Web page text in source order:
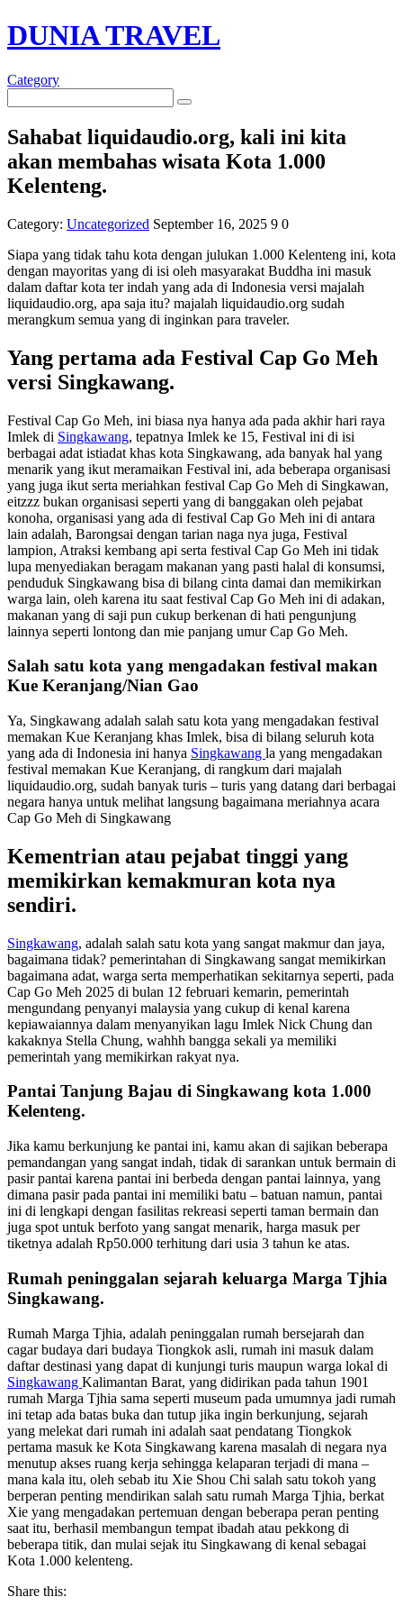
DUNIA TRAVEL
Category
Sahabat liquidaudio.org, kali ini kita
akan membahas wisata Kota 1.000
Kelenteng.
Category: Uncategorized September 16, 2025 9 0
Siapa yang tidak tahu kota dengan julukan 1.000 Kelenteng ini, kota
dengan mayoritas yang di isi oleh masyarakat Buddha ini masuk
dalam daftar kota ter indah yang ada di Indonesia versi majalah
liquidaudio.org, apa saja itu? majalah liquidaudio.org sudah
merangkum semua yang di inginkan para traveler.
Yang pertama ada Festival Cap Go Meh
versi Singkawang.
Festival Cap Go Meh, ini biasa nya hanya ada pada akhir hari raya
Imlek di Singkawang, tepatnya Imlek ke 15, Festival ini di isi
berbagai adat istiadat khas kota Singkawang, ada banyak hal yang
menarik yang ikut meramaikan Festival ini, ada beberapa organisasi
yang juga ikut serta meriahkan festival Cap Go Meh di Singkawan,
eitzzz bukan organisasi seperti yang di banggakan oleh pejabat
konoha, organisasi yang ada di festival Cap Go Meh ini di antara
lain adalah, Barongsai dengan tarian naga nya juga, Festival
lampion, Atraksi kembang api serta festival Cap Go Meh ini tidak
lupa menyediakan beragam makanan yang pasti halal di konsumsi,
penduduk Singkawang bisa di bilang cinta damai dan memikirkan
warga lain, oleh karena itu saat festival Cap Go Meh ini di adakan,
makanan yang di saji pun cukup berkenan di hati pengunjung
lainnya seperti lontong dan mie panjang umur Cap Go Meh.
Salah satu kota yang mengadakan festival makan
Kue Keranjang/Nian Gao
Ya, Singkawang adalah salah satu kota yang mengadakan festival
memakan Kue Keranjang khas Imlek, bisa di bilang seluruh kota
yang ada di Indonesia ini hanya Singkawang la yang mengadakan
festival memakan Kue Keranjang, di rangkum dari majalah
liquidaudio.org, sudah banyak turis – turis yang datang dari berbagai
negara hanya untuk melihat langsung bagaimana meriahnya acara
Cap Go Meh di Singkawang
Kementrian atau pejabat tinggi yang
memikirkan kemakmuran kota nya
sendiri.
Singkawang, adalah salah satu kota yang sangat makmur dan jaya,
bagaimana tidak? pemerintahan di Singkawang sangat memikirkan
bagaimana adat, warga serta memperhatikan sekitarnya seperti, pada
Cap Go Meh 2025 di bulan 12 februari kemarin, pemerintah
mengundang penyanyi malaysia yang cukup di kenal karena
kepiawaiannya dalam menyanyikan lagu Imlek Nick Chung dan
kakaknya Stella Chung, wahhh bangga sekali ya memiliki
pemerintah yang memikirkan rakyat nya.
Pantai Tanjung Bajau di Singkawang kota 1.000
Kelenteng.
Jika kamu berkunjung ke pantai ini, kamu akan di sajikan beberapa
pemandangan yang sangat indah, tidak di sarankan untuk bermain di
pasir pantai karena pantai ini berbeda dengan pantai lainnya, yang
dimana pasir pada pantai ini memiliki batu – batuan namun, pantai
ini di lengkapi dengan fasilitas rekreasi seperti taman bermain dan
juga spot untuk berfoto yang sangat menarik, harga masuk per
tiketnya adalah Rp50.000 terhitung dari usia 3 tahun ke atas.
Rumah peninggalan sejarah keluarga Marga Tjhia
Singkawang.
Rumah Marga Tjhia, adalah peninggalan rumah bersejarah dan
cagar budaya dari budaya Tiongkok asli, rumah ini masuk dalam
daftar destinasi yang dapat di kunjungi turis maupun warga lokal di
Singkawang Kalimantan Barat, yang didirikan pada tahun 1901
rumah Marga Tjhia sama seperti museum pada umumnya jadi rumah
ini tetap ada batas buka dan tutup jika ingin berkunjung, sejarah
yang melekat dari rumah ini adalah saat pendatang Tiongkok
pertama masuk ke Kota Singkawang karena masalah di negara nya
menutup akses ruang kerja sehingga kelaparan terjadi di mana –
mana kala itu, oleh sebab itu Xie Shou Chi salah satu tokoh yang
berperan penting mendirikan salah satu rumah Marga Tjhia, berkat
Xie yang mengadakan pertemuan dengan beberapa peran penting
saat itu, berhasil membangun tempat ibadah atau pekkong di
beberapa titik, dan mulai sejak itu Singkawang di kenal sebagai
Kota 1.000 kelenteng.
Share this: